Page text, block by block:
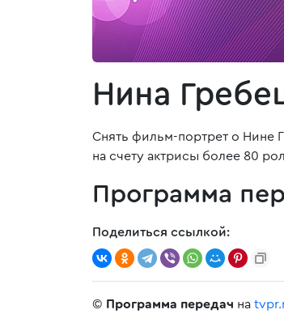
Нина
Снять фильм-портрет о Нине
на счету актрисы более 80
Программа
Поделиться ссылкой:
© Программа передач на